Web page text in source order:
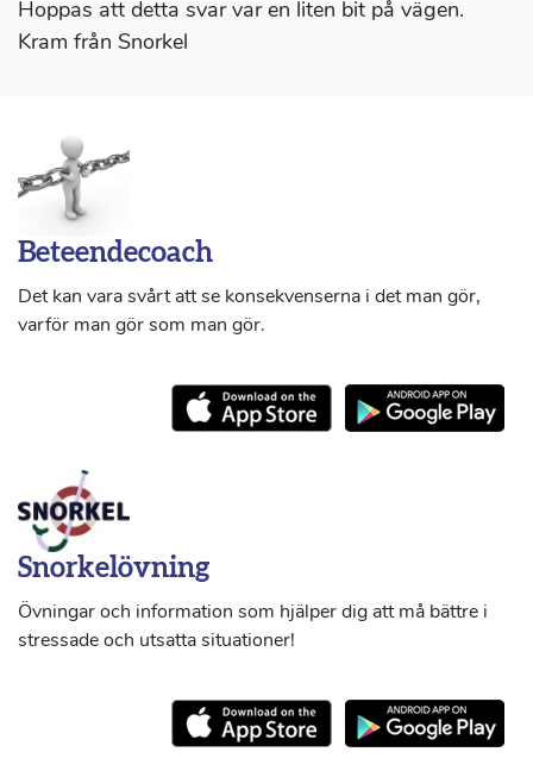
Hoppas att detta svar var en liten bit på vägen.
Kram från Snorkel
Beteendecoach
Det kan vara svårt att se konsekvenserna i det man gör,
varför man gör som man gör.
Snorkelövning
Övningar och information som hjälper dig att må bättre i
stressade och utsatta situationer!